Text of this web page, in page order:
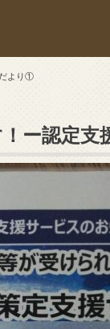
だより①
！ー認定